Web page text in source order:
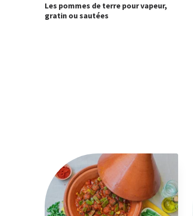
Les pommes de terre pour vapeur,
gratin ou sautées